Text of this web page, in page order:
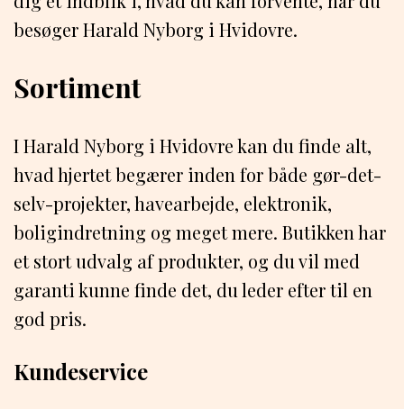
besøger Harald Nyborg i Hvidovre.
Sortiment
I Harald Nyborg i Hvidovre kan du finde alt,
hvad hjertet begærer inden for både gør-det-
selv-projekter, havearbejde, elektronik,
boligindretning og meget mere. Butikken har
et stort udvalg af produkter, og du vil med
garanti kunne finde det, du leder efter til en
god pris.
Kundeservice